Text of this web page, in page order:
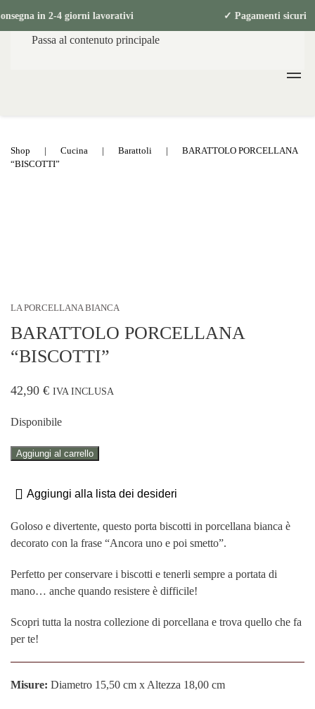
in 2-4 giorni lavorativi ✓
Passa al contenuto principale
Shop Cucina Barattoli
BARATTOLO PORCELLANA
“BISCOTTI”
LA PORCELLANA BIANCA
BARATTOLO PORCELLANA
“BISCOTTI”
42,90 € IVA INCLUSA
Disponibile
BARATTOLO
quantità
Aggiungi al carrello
Aggiungi alla lista dei desideri
Goloso e divertente, questo porta biscotti in porcellana bianca è
decorato con la frase “Ancora uno e poi smetto”.
Perfetto per conservare i biscotti e tenerli sempre a portata di
mano… anche quando resistere è difficile!
Scopri tutta la nostra collezione di porcellana e trova quello che fa
per te!
Misure: Diametro 15,50 cm x Altezza 18,00 cm